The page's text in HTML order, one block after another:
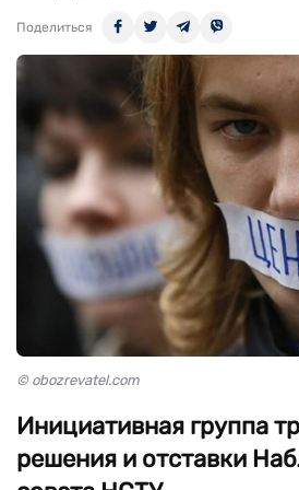
Поделиться
© obozrevatel.com
Инициативная группа
решения и отставки